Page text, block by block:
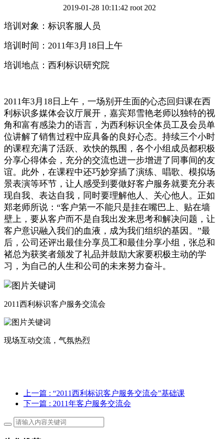
2019-01-28 10:11:42 root 202
培训对象：标识客服人员
培训时间：2011年3月18日上午
培训地点：西利标识研究院
2011年3月18日上午，一场别开生面的心态回归课在西
利标识多媒体会议厅展开，嘉宾郑雪艳老师以独特的视
角和富有感染力的语言，为西利标识全体员工及会员单
位讲解了销售过程中应具备的良好心态。持续三个小时
的课程充满了活跃、欢快的氛围，各个小组成员都积极
分享心得体会，充分的交流也进一步增进了同事间的友
谊。此外，在课程中还巧妙穿插了演练、唱歌、模拟场
景表演等环节，让人感受到要做好客户服务就要充分表
现自我、表达自我，同时要理解他人、关心他人。正如
郑老师所说：“客户第一不能只是挂在嘴巴上、贴在墙
壁上，要从客户而不是自我出发来思考和解决问题，让
客户意识融入我们的血液，成为我们组织的基因。”最
后，公司还评出最佳分享员工和最佳分享小组，张总和
褚总为获奖者颁发了礼品并鼓励大家要积极主动的学
习，为自己的人生和公司的未来努力奋斗。
2011西利标识客户服务交流会
现场互动交流，气氛热烈
上一篇 : “2011西利标识客户服务交流会”基础课
下一篇 : 2011年客户服务交流会